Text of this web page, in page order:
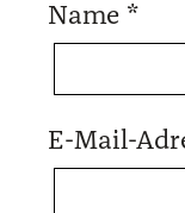
Name *
E-Mail-